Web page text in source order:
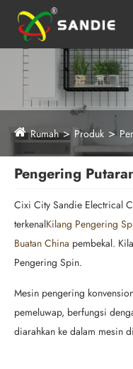
Rumah Produk
Pengering
Cixi City Sandie Electrical
terkenalKilang Pengering
Buatan China pembekal.
Pengering Spin.
Mesin pengering
pemeluwap, berfungsi
diarahkan ke dalam mesin